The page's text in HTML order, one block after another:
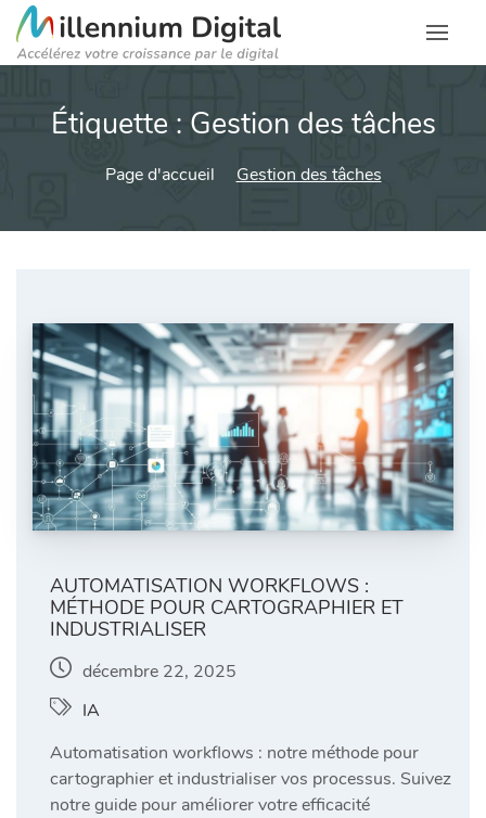
Étiquette : Gestion des tâches
Page d'accueil Gestion des tâches
AUTOMATISATION WORKFLOWS :
MÉTHODE POUR CARTOGRAPHIER ET
INDUSTRIALISER
décembre 22, 2025
IA
Automatisation workflows : notre méthode pour
cartographier et industrialiser vos processus. Suivez
notre guide pour améliorer votre efficacité